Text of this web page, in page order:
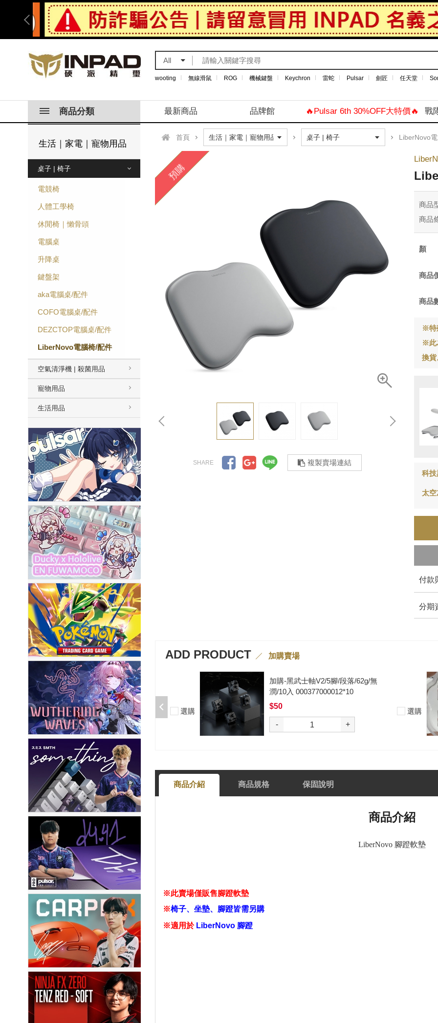
All
wooting 無線滑鼠 ROG 機械鍵盤 Keychron 雷蛇 Pulsar 劍匠 任天堂
商品分類 最新商品 品牌館 🔥Pulsar 6th 30%OFF大特價🔥 戰
生活｜家電｜寵物用品
桌子 | 椅子
電競椅
人體工學椅
休閒椅｜懶骨頭
電腦桌
升降桌
鍵盤架
aka電腦桌/配件
COFO電腦桌/配件
DEZCTOP電腦桌/配件
LiberNovo電腦椅/配件
空氣清淨機 | 殺菌用品
寵物用品
生活用品
首頁 LiberNovo
預購
複製賣場連結
商品
商品
商品
商品
※特
※此
換
科技
太
付款
分期
ADD PRODUCT 加購賣場
加購-夢境軸/5腳/段落/58g/無潤/10
入 000377000013*10
$50
- +
選購
加購-黑武士軸V2/5腳/段落/62g/無
潤/10入 000377000012*10
$50
- +
選購
商品介紹 商品規格 保固說明
商品介紹
LiberNovo 腳蹬軟墊
※此賣場僅販售腳蹬軟墊
※椅子、坐墊、腳蹬皆需另購
※適用於 LiberNovo 腳蹬